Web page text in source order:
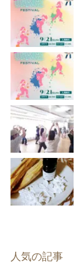
人気の記事